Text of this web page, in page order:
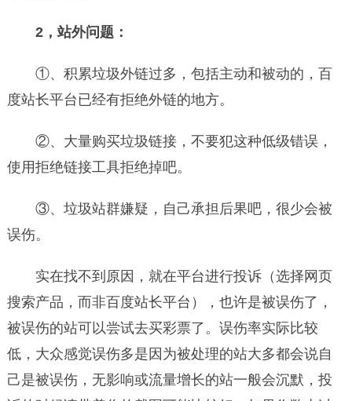
2，站外问题：
①、积累垃圾外链过多，包括主动和被动的，百
度站长平台已经有拒绝外链的地方。
②、大量购买垃圾链接，不要犯这种低级错误，
使用拒绝链接工具拒绝掉吧。
③、垃圾站群嫌疑，自己承担后果吧，很少会被
误伤。
实在找不到原因，就在平台进行投诉（选择网页
搜索产品，而非百度站长平台），也许是被误伤了，
被误伤的站可以尝试去买彩票了。误伤率实际比较
低，大众感觉误伤多是因为被处理的站大多都会说自
己是被误伤，无影响或流量增长的站一般会沉默，投